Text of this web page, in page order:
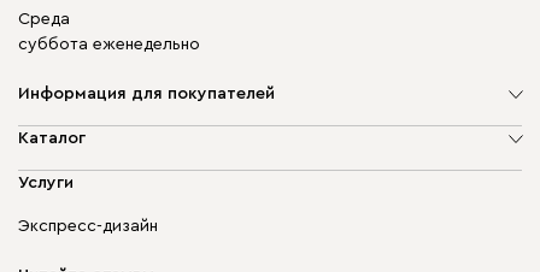
Среда
суббота еженедельно
Информация для покупателей
О компании
Доставка и оплата
диван.клуб
Карьера
Каталог
Мягкая мебель
Бескаркасная мебель
Услуги
Экспресс-дизайн